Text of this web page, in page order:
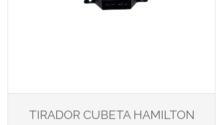
TIRADOR CUBETA HAMILTON